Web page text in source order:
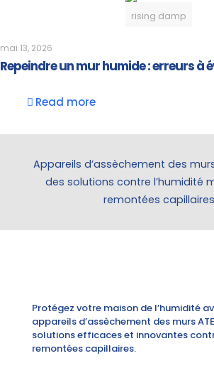
rising damp
mai 13, 2026
Repeindre un mur humide : erreurs à
Read more
Appareils d’assèchement des
des solutions contre l’humidité
remontées capillaires
Protégez votre maison de l’humidité
appareils d’assèchement des murs
solutions efficaces et innovantes
remontées capillaires.